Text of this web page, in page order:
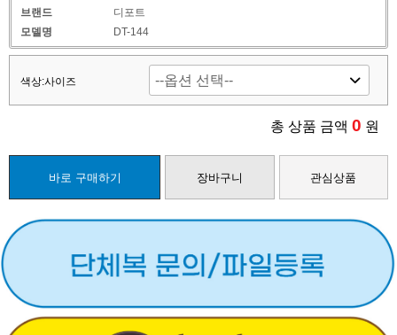
브랜드
디포트
모델명
DT-144
색상:사이즈
총 상품 금액 0 원
바로 구매하기 장바구니 관심상품